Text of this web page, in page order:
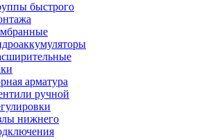
быстрого
арматура
ручной
нижнего